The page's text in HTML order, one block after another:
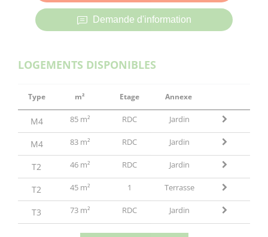
Demande d'information
LOGEMENTS DISPONIBLES
Type m² Etage Annexe
M4 85 m² RDC Jardin
M4 83 m² RDC Jardin
T2 46 m² RDC Jardin
T2 45 m² 1 Terrasse
T3 73 m² RDC Jardin